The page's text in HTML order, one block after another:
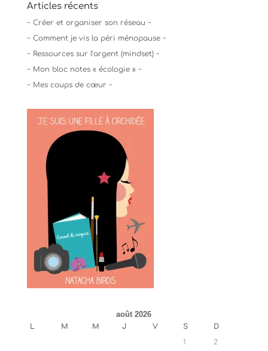
Articles récents
~ Créer et organiser son réseau ~
~ Comment je vis la péri ménopause ~
~ Ressources sur l’argent (mindset) ~
~ Mon bloc notes « écologie » ~
~ Mes coups de cœur ~
août 2026
L M M J V S
D
1
2